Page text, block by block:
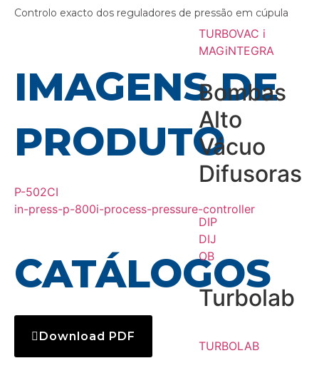
TURBOVAC i
MAGiNTEGRA
Bombas
Alto
Vácuo
Difusoras
DIP
DIJ
OB
Turbolab
TURBOLAB
Controlo exacto dos reguladores de pressão em cúpula
IMAGENS DE
PRODUTO
P-502CI
in-press-p-800i-process-pressure-controller
CATÁLOGOS
Download PDF